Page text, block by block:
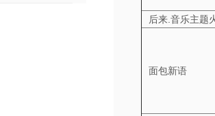
后来.音乐主题
面包新语